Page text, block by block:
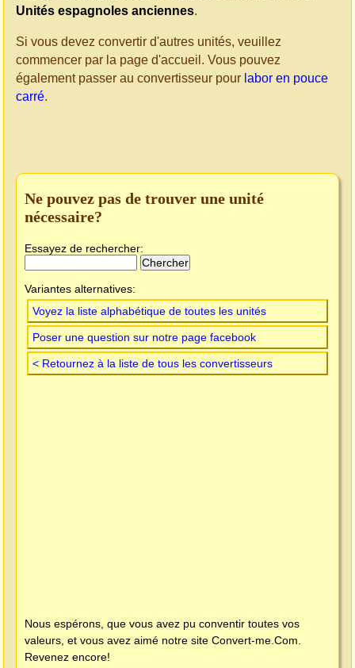
Unités espagnoles anciennes.
Si vous devez convertir d'autres unités, veuillez
commencer par la page d'accueil. Vous pouvez
également passer au convertisseur pour labor en pouce
carré.
Ne pouvez pas de trouver une unité
nécessaire?
Essayez de rechercher:
Variantes alternatives:
Voyez la liste alphabétique de toutes les unités
Poser une question sur notre page facebook
< Retournez à la liste de tous les convertisseurs
Nous espérons, que vous avez pu conventir toutes vos
valeurs, et vous avez aimé notre site Convert-me.Com
Revenez encore!